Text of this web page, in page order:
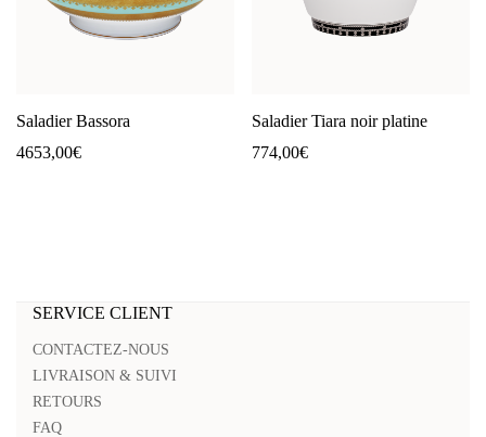
Saladier Bassora
4653,00€
Saladier Tiara noir platine
774,00€
SERVICE CLIENT
CONTACTEZ-NOUS
LIVRAISON & SUIVI
RETOURS
FAQ